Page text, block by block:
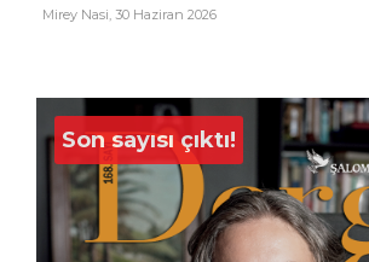
Mirey Nasi, 30 Haziran 2026
Son sayısı çıktı!